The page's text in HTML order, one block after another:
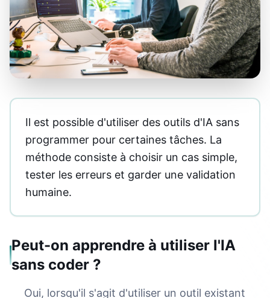
Il est possible d'utiliser des outils d'IA sans
programmer pour certaines tâches. La
méthode consiste à choisir un cas simple,
tester les erreurs et garder une validation
humaine.
Peut-on apprendre à utiliser l'IA
sans coder ?
Oui, lorsqu'il s'agit d'utiliser un outil existant